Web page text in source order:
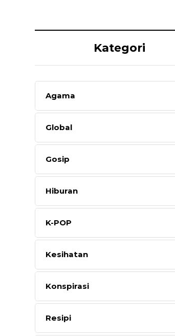
Kategori
Agama
Global
Gosip
Hiburan
K-POP
Kesihatan
Konspirasi
Resipi